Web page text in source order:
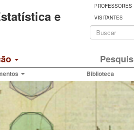
e
PROFESSORES
VISITANTES
busca
Biblioteca